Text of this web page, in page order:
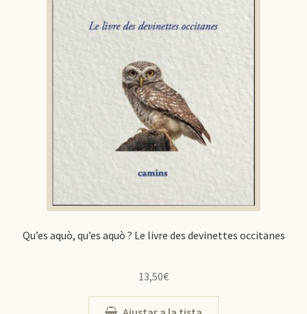
Qu’es aquò, qu’es aquò ? Le livre des devinettes occitanes
13,50€